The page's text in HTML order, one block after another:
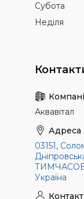
Субота
Неділя
Аквавітал
03151,
Україна